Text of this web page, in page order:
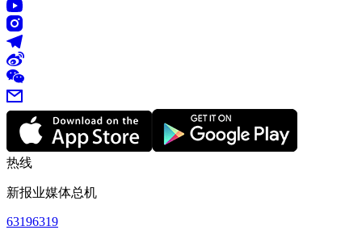
热线
新报业媒体总机
63196319